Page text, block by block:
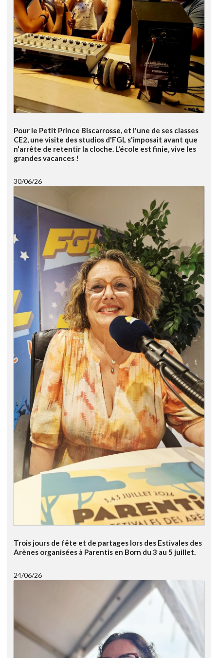
Pour le Petit Prince Biscarrosse, et l'une de ses classes
CE2, une visite des studios d'FGL s'imposait avant que
n'arrête de retentir la cloche. L'école est finie, vive les
grandes vacances !
30/06/26
Trois jours de fête et de partages lors des Estivales des
Arènes organisées à Parentis en Born du 3 au 5 juillet.
24/06/26